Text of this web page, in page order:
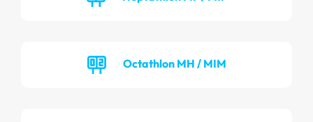
Octathlon MH / MIM